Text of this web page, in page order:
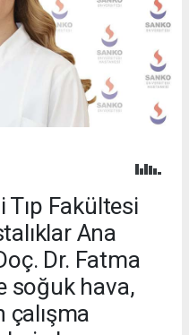
Tıp Fakültesi
Ana
Dr. Fatma
soğuk hava,
çalışma